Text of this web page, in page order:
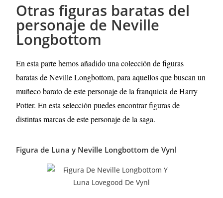
Otras figuras baratas del
personaje de Neville
Longbottom
En esta parte hemos añadido una colección de figuras
baratas de Neville Longbottom, para aquellos que buscan un
muñeco barato de este personaje de la franquicia de Harry
Potter. En esta selección puedes encontrar figuras de
distintas marcas de este personaje de la saga.
Figura de Luna y Neville Longbottom de Vynl